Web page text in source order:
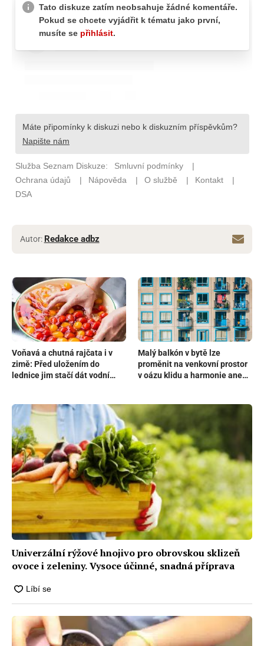
Autor: Redakce adbz
Voňavá a chutná rajčata i v
zimě: Před uložením do
lednice jim stačí dát vodní
Malý balkón v bytě lze
proměnit na venkovní prostor
v oázu klidu a harmonie aneb
Univerzální rýžové hnojivo pro obrovskou sklizeň
ovoce i zeleniny. Vysoce účinné, snadná příprava